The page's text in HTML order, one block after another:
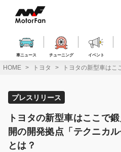
ス
車ニュース チューニング イベント
HOME トヨタ トヨタの新型車は
プレスリリース
トヨタの新型車はここで
開の開発拠点「テクニカ
とは？